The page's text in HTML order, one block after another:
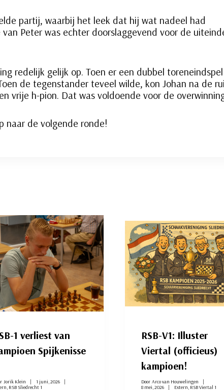
partij, waarbij het leek dat hij wat nadeel had
Peter was echter doorslaggevend voor de
redelijk gelijk op. Toen er een dubbel toreneindspel
de tegenstander teveel wilde, kon Johan na de
vrije h-pion. Dat was voldoende voor de
naar de volgende ronde!
1 verliest van
Spijkenisse
Jorik Klein
1 juni, 2026
, RSB Sliedrecht 1
RSB-V1: Illuster
Viertal (officieus)
kampioen!
Door Arco van Houwelingen
8 mei, 2026
Extern, RSB Viertal 1